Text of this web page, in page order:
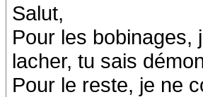
Salut,
Pour les bobinages,
lacher, tu sais
Pour le reste, je ne